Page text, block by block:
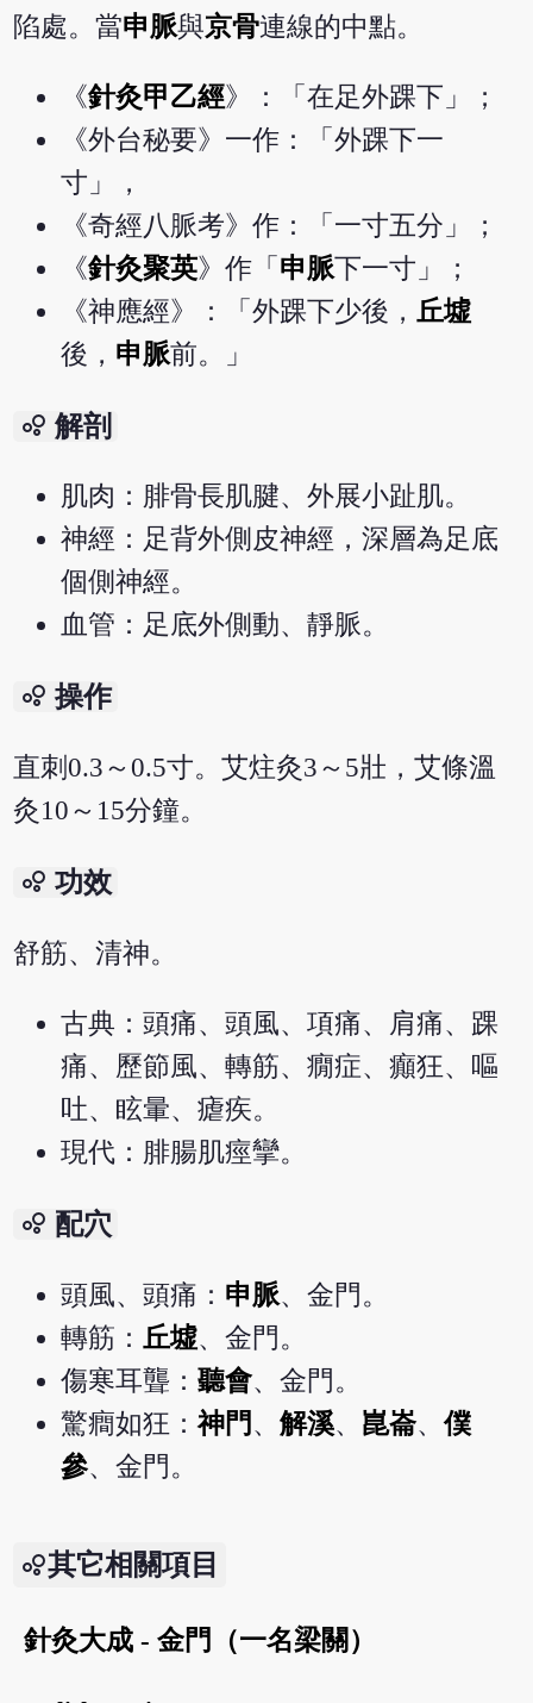
陷處。當申脈與京骨連線的中點。
《針灸甲乙經》：「在足外踝下」；
《外台秘要》一作：「外踝下一
寸」，
《奇經八脈考》作：「一寸五分」；
《針灸聚英》作「 申脈下一寸」；
《神應經》：「外踝下少後， 丘墟
後， 申脈前。」
bubble_chart 解剖
肌肉：腓骨長肌腱、外展小趾肌。
神經：足背外側皮神經，深層為足底
個側神經。
血管：足底外側動、靜脈。
bubble_chart 操作
直刺0.3～0.5寸。艾炷灸3～5壯，艾條溫
灸10～15分鐘。
bubble_chart 功效
舒筋、清神。
古典：頭痛、頭風、項痛、肩痛、踝
痛、歷節風、轉筋、癇症、癲狂、嘔
吐、眩暈、瘧疾。
現代：腓腸肌痙攣。
bubble_chart 配穴
頭風、頭痛： 申脈、金門。
轉筋： 丘墟、金門。
傷寒耳聾：聽會、金門。
驚癎如狂：神門 、解溪、 崑崙、僕
參、金門。
其它相關項目
針灸大成 - 金門（一名梁關）